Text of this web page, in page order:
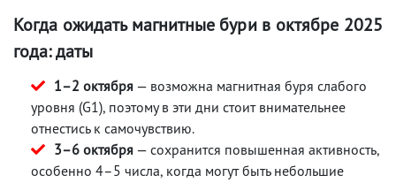
Когда ожидать магнитные бури в октябре 2025
года: даты
1–2 октября — возможна магнитная буря слабого
уровня (G1), поэтому в эти дни стоит внимательнее
отнестись к самочувствию.
3–6 октября — сохранится повышенная активность,
особенно 4–5 числа, когда могут быть небольшие